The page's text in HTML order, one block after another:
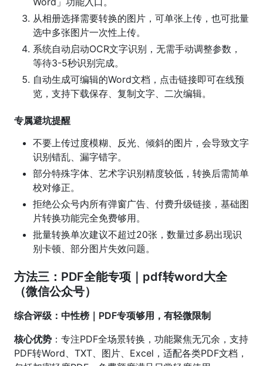
从相册选择需要转换的图片，可单张上传，也可批量
选中多张图片一次性上传。
系统自动启动OCR文字识别，无需手动调整参数，
等待3-5秒识别完成。
自动生成可编辑的Word文档，点击链接即可在线预
览，支持下载保存、复制文字、二次编辑。
专属避坑提醒
不要上传过度模糊、反光、倾斜的图片，会导致文字
识别错乱、漏字错字。
部分特殊字体、艺术字识别精度较低，转换后需简单
校对修正。
拒绝公众号内所有弹窗广告、付费升级链接，基础图
片转换功能完全免费够用。
批量转换单次建议不超过20张，数量过多易出现识
别卡顿、部分图片失效问题。
方法三：PDF全能专项｜pdf转word大全
（微信公众号）
综合评级：中性榜｜PDF专项够用，有轻微限制
核心优势 ：专注PDF全场景转换，功能聚焦无冗余，支持
PDF转Word、TXT、图片、Excel，适配各类PDF文档，